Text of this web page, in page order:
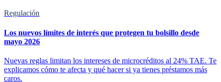
Regulación
Los nuevos límites de interés que protegen tu bolsillo desde
mayo 2026
Nuevas reglas limitan los intereses de microcréditos al 24% TAE. Te
explicamos cómo te afecta y qué hacer si ya tienes préstamos más
caros.